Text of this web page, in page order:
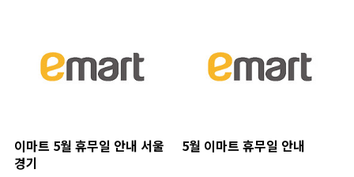
이마트 5월 휴무일 안내 서울
경기
5월 이마트 휴무일 안내